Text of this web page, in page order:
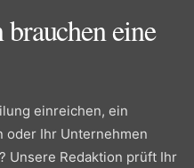
eine
einreichen, ein
oder Ihr Unternehmen
Unsere Redaktion prüft Ihr